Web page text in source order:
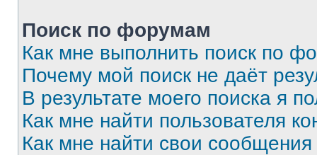
Поиск по форумам
Как мне выполнить поиск по
Почему мой поиск не даёт
В результате моего поиска я
Как мне найти пользователя
Как мне найти свои